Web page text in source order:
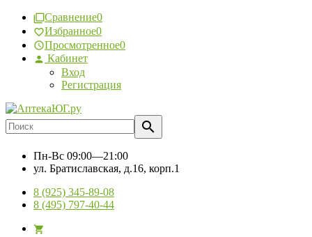
Сравнение0
Избранное0
Просмотренное0
Кабинет
Вход
Регистрация
Пн-Вс 09:00—21:00
ул. Братиславская, д.16, корп.1
8 (925) 345-89-08
8 (495) 797-40-44